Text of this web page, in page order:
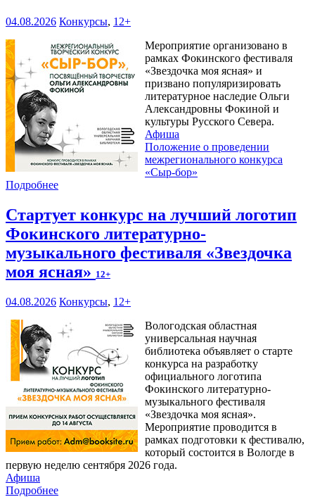
04.08.2026 Конкурсы, 12+
Мероприятие организовано в
рамках Фокинского фестиваля
«Звездочка моя ясная» и
призвано популяризировать
литературное наследие Ольги
Александровны Фокиной и
культуры Русского Севера.
Афиша
Положение о проведении
межрегионального конкурса
«Сыр-бор»
Подробнее
Стартует конкурс на лучший логотип
Фокинского литературно-
музыкального фестиваля «Звездочка
моя ясная» 12+
04.08.2026 Конкурсы, 12+
Вологодская областная
универсальная научная
библиотека объявляет о старте
конкурса на разработку
официального логотипа
Фокинского литературно-
музыкального фестиваля
«Звездочка моя ясная».
Мероприятие проводится в
рамках подготовки к фестивалю,
который состоится в Вологде в
первую неделю сентября 2026 года.
Афиша
Подробнее